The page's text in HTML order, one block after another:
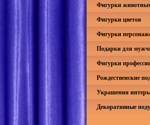
Фигурки
Фигурки цветов
Фигурки
Подарки для
Фигурки
Рождественские
Украшения
Декоративные